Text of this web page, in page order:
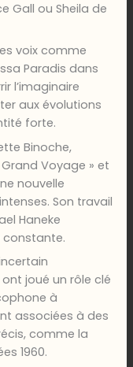
Gall ou Sheila de
voix comme
Paradis dans
l’imaginaire
aux évolutions
forte.
Binoche,
Voyage » et
nouvelle
Son travail
Haneke
constante.
joué un rôle clé
à
associées à des
comme la
1960.